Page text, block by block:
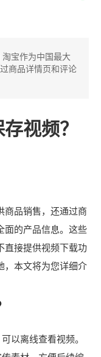
宝作为中国最大
商品详情页和评论
视频？
商品销售，还通过商
面的产品信息。这些
直接提供视频下载功
，本文将为您详细介
以离线查看视频。